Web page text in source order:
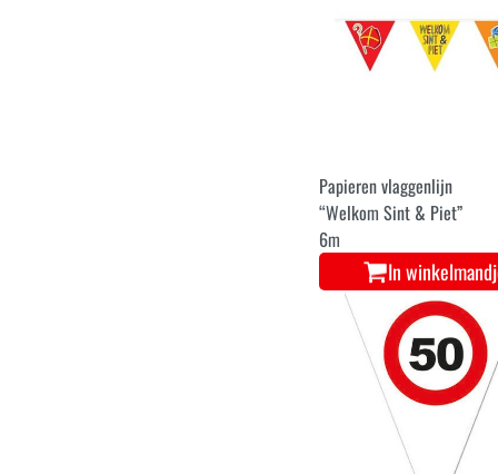
Papieren vlaggenlijn
“Welkom Sint & Piet”
6m
In